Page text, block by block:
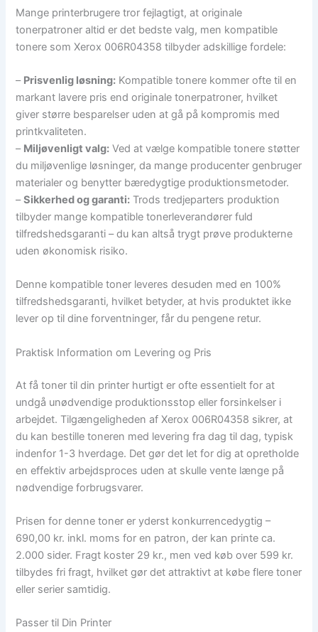
Mange printerbrugere tror fejlagtigt, at originale
tonerpatroner altid er det bedste valg, men kompatible
tonere som Xerox 006R04358 tilbyder adskillige fordele:
– Prisvenlig løsning: Kompatible tonere kommer ofte til en
markant lavere pris end originale tonerpatroner, hvilket
giver større besparelser uden at gå på kompromis med
printkvaliteten.
– Miljøvenligt valg: Ved at vælge kompatible tonere støtter
du miljøvenlige løsninger, da mange producenter genbruger
materialer og benytter bæredygtige produktionsmetoder.
–Sikkerhed og garanti: Trods tredjeparters produktion
tilbyder mange kompatible tonerleverandører fuld
tilfredshedsgaranti – du kan altså trygt prøve produkterne
uden økonomisk risiko.
Denne kompatible toner leveres desuden med en 100%
tilfredshedsgaranti, hvilket betyder, at hvis produktet ikke
lever op til dine forventninger, får du pengene retur.
Praktisk Information om Levering og Pris
At få toner til din printer hurtigt er ofte essentielt for at
undgå unødvendige produktionsstop eller forsinkelser i
arbejdet. Tilgængeligheden af Xerox 006R04358 sikrer, at
du kan bestille toneren med levering fra dag til dag, typisk
indenfor 1-3 hverdage. Det gør det let for dig at opretholde
en effektiv arbejdsproces uden at skulle vente længe på
nødvendige forbrugsvarer.
Prisen for denne toner er yderst konkurrencedygtig –
690,00 kr. inkl. moms for en patron, der kan printe ca.
2.000 sider. Fragt koster 29 kr., men ved køb over 599 kr.
tilbydes fri fragt, hvilket gør det attraktivt at købe flere toner
eller serier samtidig.
Passer til Din Printer